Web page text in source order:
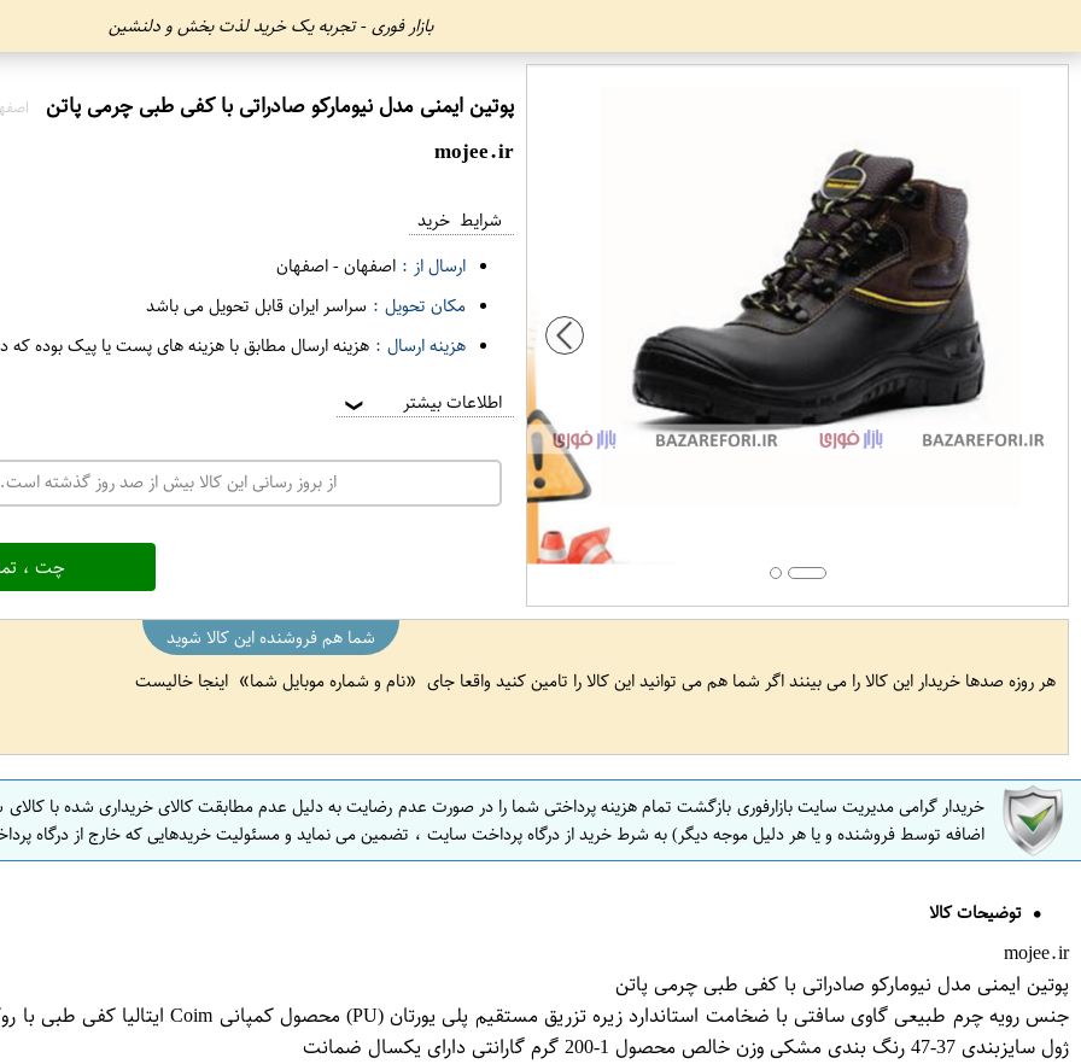
بازار فوری - تجربه یک خرید لذت بخش و دلنشین
پوتین ایمنی مدل نیومارکو صادراتی با کفی طبی چرمی پاتن
mojee.ir
شرایط خرید
ارسال از : اصفهان-اصفهان
مکان تحویل : سراسر ایران قابل تحویل می باشد
هزینه ارسال : هزینه ارسال مطابق با هزینه های پست یا پیک بوده
اطلاعات بیشتر ❯
از بروز رسانی این کالا بیش از صد روز گذشته
چت ،
شما هم فروشنده این کالا شوید
هر روزه صدها خریدار این کالا را می بینند اگر شما هم می توانید این کالا را تامین کنید واقعا جای
نام و شماره موبایل شما اینجا خالیست
خریدار گرامی مدیریت سایت بازارفوری بازگشت تمام هزینه پرداختی شما را در صورت عدم رضایت به دلیل عدم مطابقت کالای خریداری شده با
اضافه توسط فروشنده و یا هر دلیل موجه دیگر) به شرط خرید از درگاه پرداخت سایت ، تضمین می نماید و مسئولیت خریدهایی که خارج از درگاه
توضیحات کالا
mojee.ir
پوتین ایمنی مدل نیومارکو صادراتی با کفی طبی چرمی پاتن
ژول سایزبندی 37-47 رنگ بندی مشکی وزن خالص محصول 1-200 گرم گارانتی دارای یکسال ضمانت